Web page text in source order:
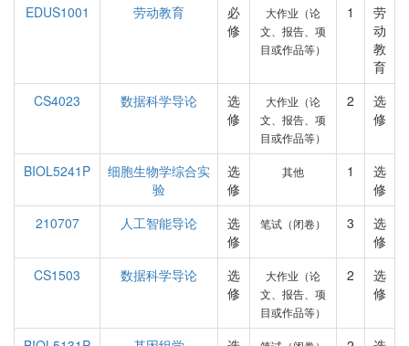
EDUS1001 劳动教育
必
修
大作业（论
文、报告、项
目或作品等）
1
劳
动
教
育
CS4023
数据科学导论
选
修
大作业（论
文、报告、项
目或作品等）
2
选
修
BIOL5241P
细胞生物学综合实
验
选
修
其他 1
选
修
210707
人工智能导论
选
修
笔试（闭卷） 3
选
修
CS1503
数据科学导论
选
修
大作业（论
文、报告、项
目或作品等）
2
选
修